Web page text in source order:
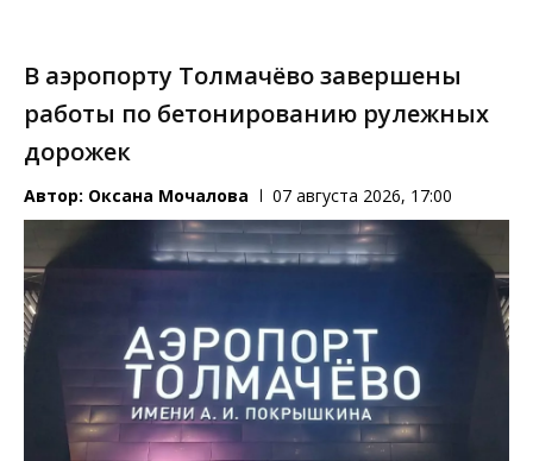
В аэропорту Толмачёво завершены
работы по бетонированию рулежных
дорожек
Автор: Оксана Мочалова 07 августа 2026, 17:00